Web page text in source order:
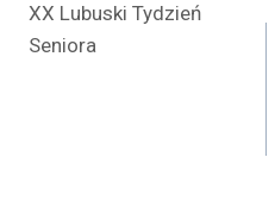
wpisu
XX Lubuski Tydzień
Seniora